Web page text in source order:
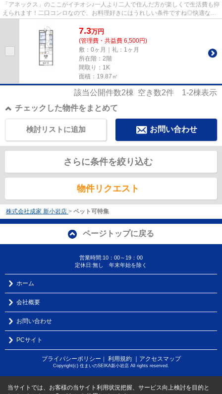
「アネックス」のここがイチオシ♪一人より二人で住んだ方が楽しくで生活費も抑
えられます！二口コンロなので、お料理好きにはうれしい条件ですね◎快適な暮
7.3万円
(管理費・共益費 6,500円)
敷：0ヶ月｜礼：1ヶ月
所在階：2階
間取り：1K
面積：19.87㎡
該当公開件数2棟 空き数2件 1-2棟表示
チェックした物件をまとめて
お問い合わせ
検討リストに追加
さらに条件を絞り込む
物件リクエスト
株式会社成家 新小岩店 > ペット可特集
ページトップに戻る
営業時間:10：00～19：00
定休日:無し 年末年始を除く
ホーム
会社概要
お問い合わせ
PCサイト
プライバシーポリシー ｜ 利用規約 ｜アクセスマップ
Copyright(c) 住まいのSEIKA新小岩店 All rights reserved.
当サイトでは、お客様の当サイト利用状況把握、サービス向上検討を目的と